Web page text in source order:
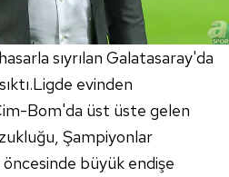
sıyrılan Galatasaray'da
evinden
Bom'da üst üste gelen
Şampiyonlar
büyük endişe